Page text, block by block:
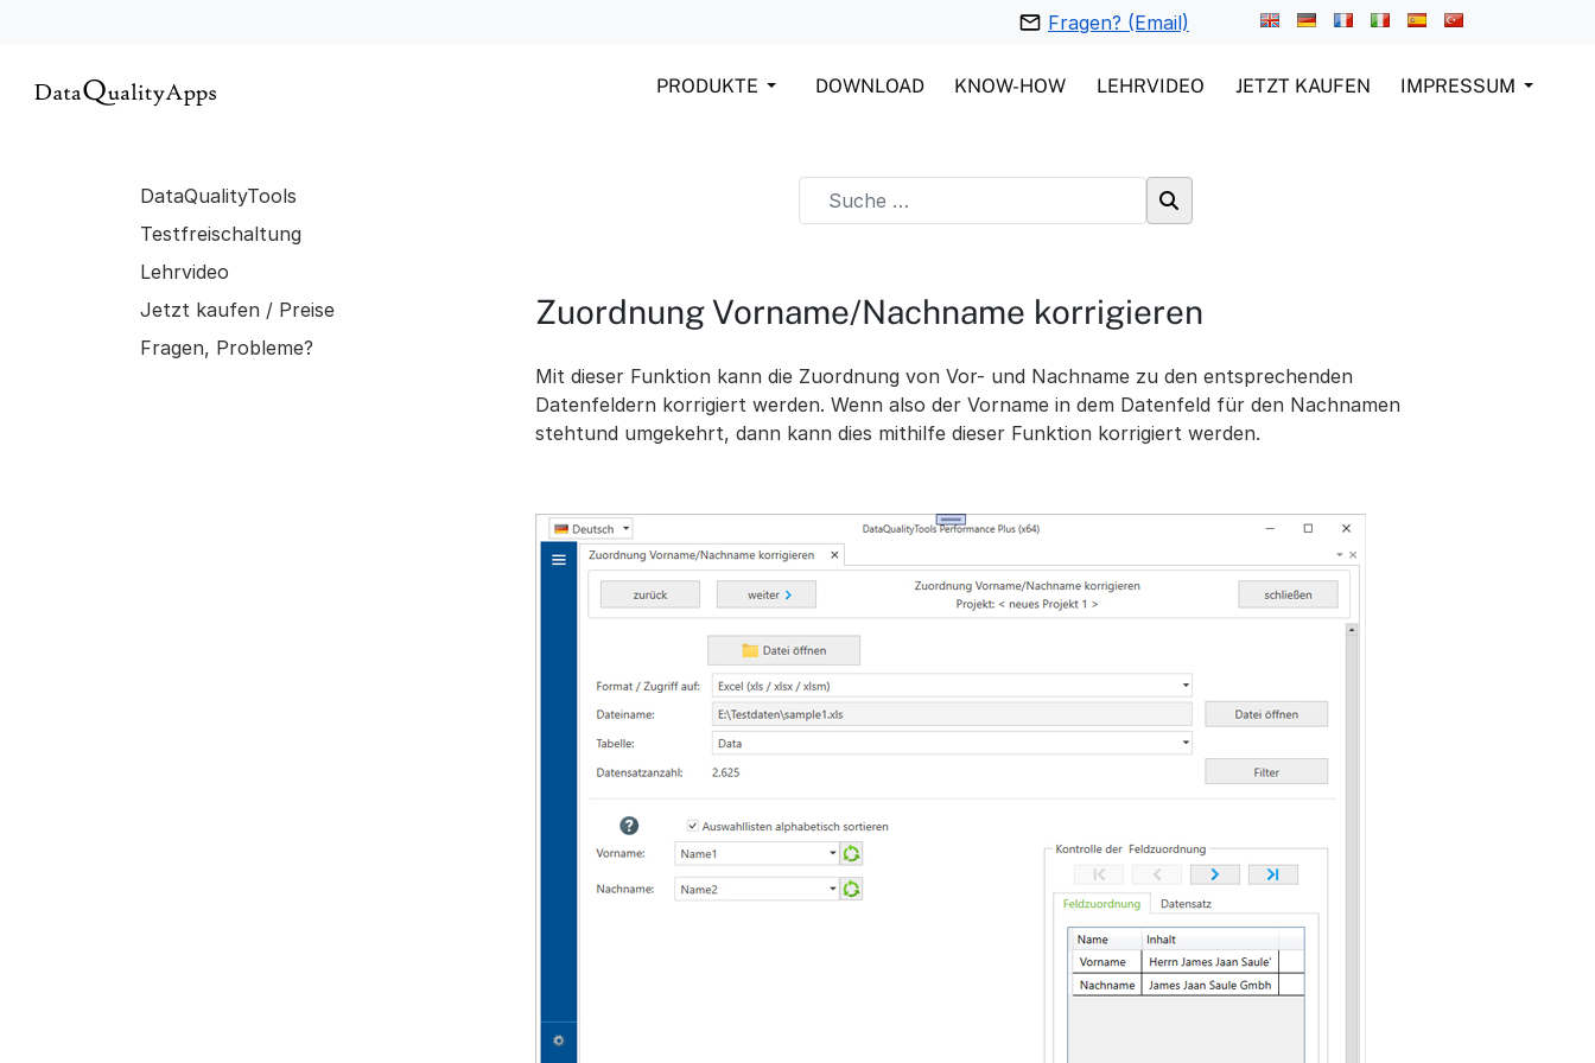
Fragen? (Email)
PRODUKTE DOWNLOAD KNOW-HOW LEHRVIDEO JETZT KAUFEN IMPRESSUM
DataQualityTools
Testfreischaltung
Lehrvideo
Jetzt kaufen / Preise
Fragen, Probleme?
Zuordnung Vorname/Nachname korrigieren
Mit dieser Funktion kann die Zuordnung von Vor- und Nachname zu den entsprechenden
Datenfeldern korrigiert werden. Wenn also der Vorname in dem Datenfeld für den Nachnamen
stehtund umgekehrt, dann kann dies mithilfe dieser Funktion korrigiert werden.